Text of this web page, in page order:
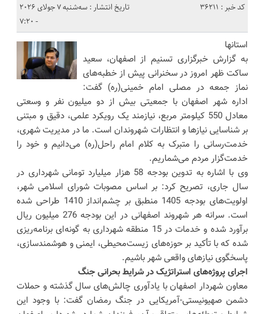
کد خبر : 36211
تاریخ انتشار : سه‌شنبه 7 جولای 2026
- 7:20
استانها
به گزارش خبرگزاری تسنیم از اصفهان، سعید
ساکت ظهر امروز در سخنرانی پیش از خطبه‌های
نماز جمعه در مصلی امام خمینی(ره) گفت:
اداره شهر اصفهان با جمعیتی بیش از دو میلیون نفر و وسعتی
معادل 550 کیلومتر مربع، نیازمند یک رویکرد علمی، دقیق و مبتنی
بر شناسایی نیازها و انتظارات شهروندان است. ما در مدیریت شهری،
خدمت‌رسانی را متبرک به کلام امام راحل(ره) می‌دانیم و خود را
خدمت‌گزار مردم می‌شماریم.
وی با اشاره به تدوین بودجه 58 هزار میلیارد تومانی شهرداری در
سال جاری، تصریح کرد: بر اساس مصوبات شورای اسلامی شهر،
اولویت‌های بودجه 1405 منطبق بر چشم‌انداز 1410 طراحی شده
است. سرانه هر شهروند اصفهانی در این بودجه 276 میلیون ریال
برآورد شده و خدمات در 15 منطقه شهرداری به گونه‌ای برنامه‌ریزی
شده که با تأکید بر حوزه‌های زیست‌محیطی، ایمنی و هوشمندسازی،
پاسخگوی نیازهای واقعی شهر باشیم.
اجرای پروژه‌های استراتژیک در شرایط بحرانی جنگ
معاون شهردار اصفهان با یادآوری چالش‌های سال گذشته و حملات
دشمن صهیونیستی-آمریکایی در جنگ رمضان گفت: با وجود این